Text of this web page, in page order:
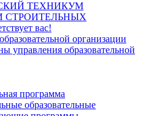
ТЕХНИКУМ
вас!
организации
управления образовательной
программа
образовательные